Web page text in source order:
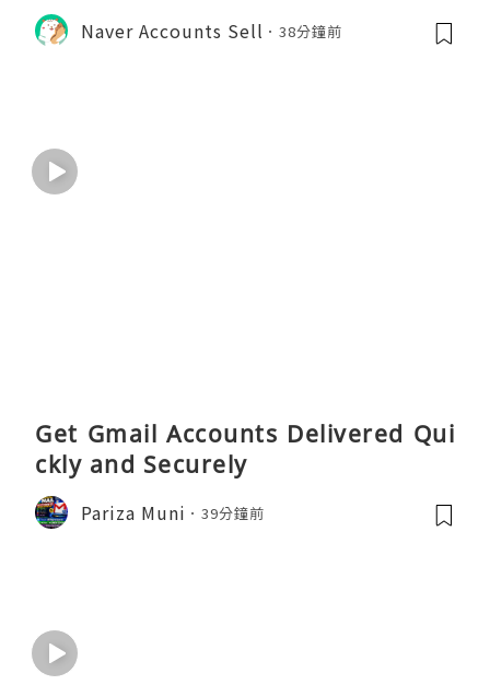
Naver Accounts Sell 38分鐘前
Get Gmail Accounts Delivered Qui
ckly and Securely
Pariza Muni 39分鐘前